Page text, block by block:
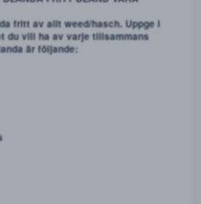
2cb-b, 24mg i varje piller samt